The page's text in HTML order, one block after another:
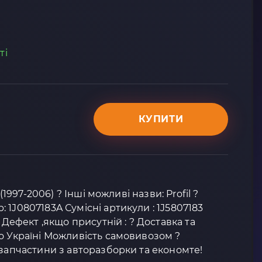
КУПИТИ
2006) ? Інші можливі назви: Profil ?
Сумісні артикули : 1J5807183
,якщо присутній : ? Доставка та
Україні Можливість самовивозом ?
з авторазборки та економте!